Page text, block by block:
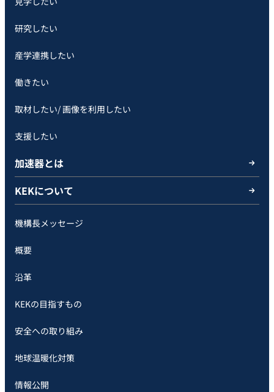
研究したい
産学連携したい
働きたい
取材したい/ 画像を利用したい
支援したい
加速器とは
KEKについて
機構長メッセージ
概要
沿革
KEKの目指すもの
安全への取り組み
地球温暖化対策
情報公開